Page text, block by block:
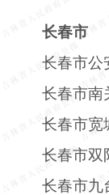
长春市
长春市公
长春市南
长春市宽
长春市双
长春市九